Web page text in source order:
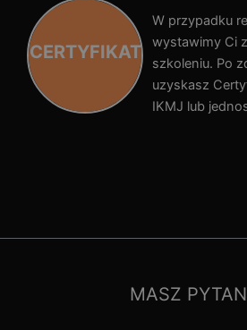
CERTYFIKAT
W przypadku
wystawimy Ci
szkoleniu. Po
uzyskasz
IKMJ lub
MASZ